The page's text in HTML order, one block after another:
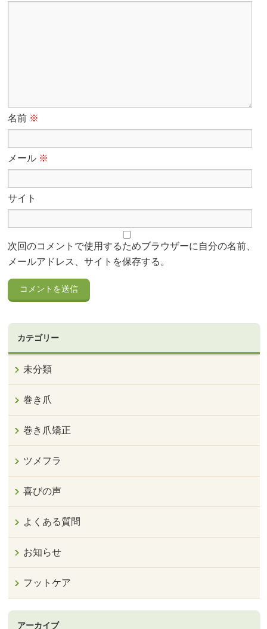
名前 ※
メール ※
サイト
次回のコメントで使用するためブラウザーに自分の名前、
メールアドレス、サイトを保存する。
カテゴリー
未分類
巻き爪
巻き爪矯正
ツメフラ
喜びの声
よくある質問
お知らせ
フットケア
アーカイブ